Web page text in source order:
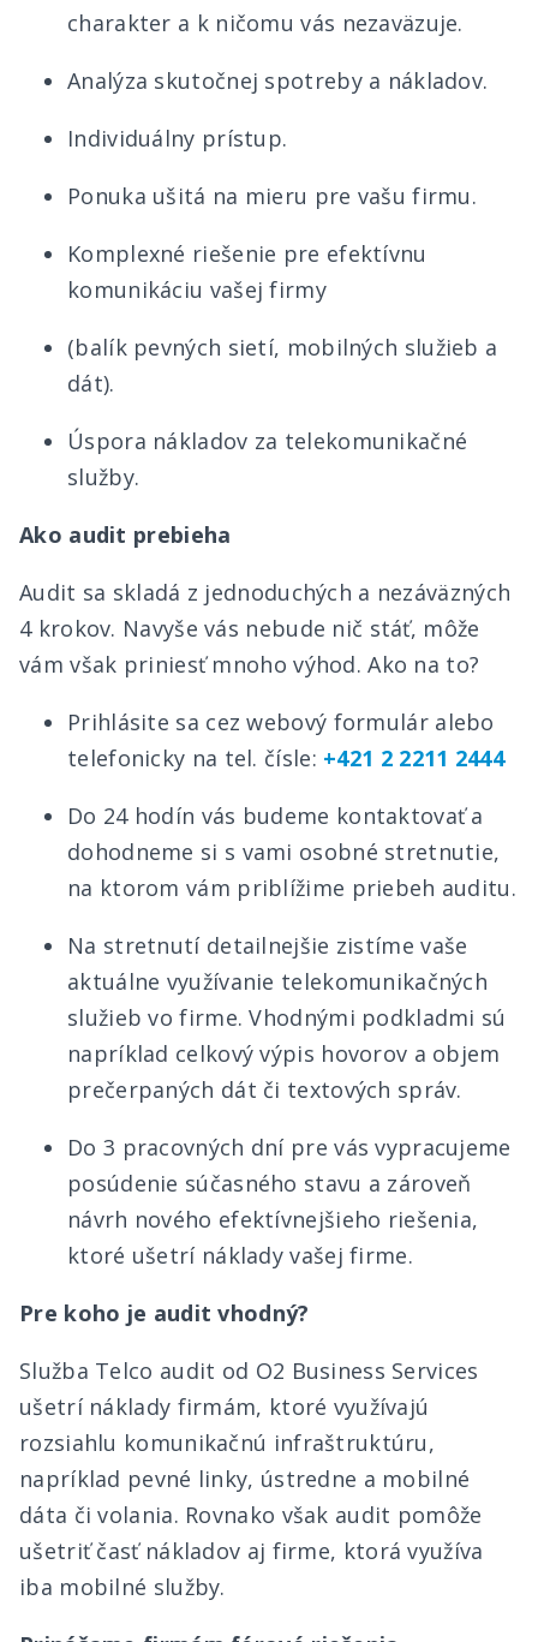
charakter a k ničomu vás nezaväzuje.
Analýza skutočnej spotreby a nákladov.
Individuálny prístup.
Ponuka ušitá na mieru pre vašu firmu.
Komplexné riešenie pre efektívnu
komunikáciu vašej firmy
(balík pevných sietí, mobilných služieb a
dát).
Úspora nákladov za telekomunikačné
služby.
Ako audit prebieha
Audit sa skladá z jednoduchých a nezáväzných
4 krokov. Navyše vás nebude nič stáť, môže
vám však priniesť mnoho výhod. Ako na to?
Prihlásite sa cezwebový formuláralebo
telefonicky na tel. čísle: +421 2 2211 2444
Do 24 hodín vás budeme kontaktovať a
dohodneme si s vami osobné stretnutie,
na ktorom vám priblížime priebeh auditu.
Na stretnutí detailnejšie zistíme vaše
aktuálne využívanie telekomunikačných
služieb vo firme. Vhodnými podkladmi sú
napríklad celkový výpis hovorov a objem
prečerpaných dát či textových správ.
Do 3 pracovných dní pre vás vypracujeme
posúdenie súčasného stavu a zároveň
návrh nového efektívnejšieho riešenia,
ktoré ušetrí náklady vašej firme.
Pre koho je audit vhodný?
Služba Telco audit od O2 Business Services
ušetrí náklady firmám, ktoré využívajú
rozsiahlu komunikačnú infraštruktúru,
napríklad pevné linky, ústredne a mobilné
dáta či volania. Rovnako však audit pomôže
ušetriť časť nákladov aj firme, ktorá využíva
iba mobilné služby.